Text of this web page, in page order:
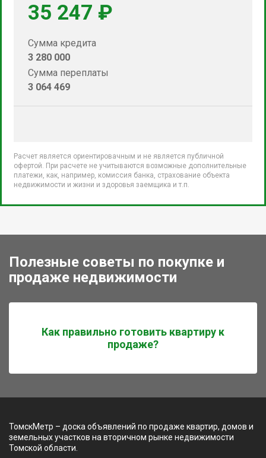
35 247 ₽
Сумма кредита
3 280 000
Сумма переплаты
3 064 469
Расчет является ориентировачным и не является публичной
офертой. При расчете не учитываются возможные дополнительные
платежи, как, например, комиссия банка, страхование объекта
недвижимости и жизни и здоровья заемщика и т.п.
Полезные советы по покупке и
продаже недвижимости
Как правильно готовить квартиру к
продаже?
ТомскМетр – доска объявлений по продаже квартир, домов и
земельных участков на вторичном рынке недвижимости
Томской области.